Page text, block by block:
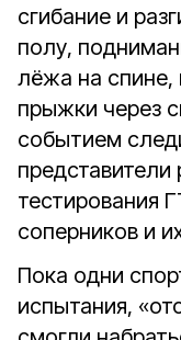
сгибание и
полу,
лёжа на спине,
прыжки через
событием
представители
тестирования
соперников и
Пока одни
испытания,